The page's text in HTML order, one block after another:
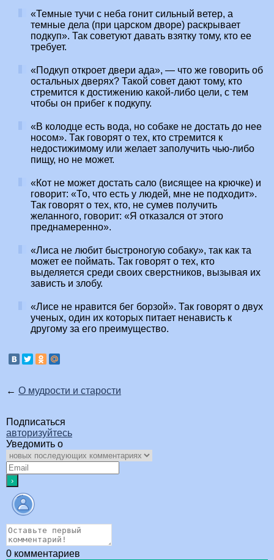
«Темные тучи с неба гонит сильный ветер, а
темные дела (при царском дворе) раскрывает
подкуп». Так советуют давать взятку тому, кто ее
требует.
«Подкуп откроет двери ада», — что же говорить об
остальных дверях? Такой совет дают тому, кто
стремится к достижению какой-либо цели, с тем
чтобы он прибег к подкупу.
«В колодце есть вода, но собаке не достать до нее
носом». Так говорят о тех, кто стремится к
недостижимому или желает заполучить чью-либо
пищу, но не может.
«Кот не может достать сало (висящее на крючке) и
говорит: «То, что есть у людей, мне не подходит».
Так говорят о тех, кто, не сумев получить
желанного, говорит: «Я отказался от этого
преднамеренно».
«Лиса не любит быстроногую собаку», так как та
может ее поймать. Так говорят о тех, кто
выделяется среди своих сверстников, вызывая их
зависть и злобу.
«Лисе не нравится бег борзой». Так говорят о двух
ученых, один их которых питает ненависть к
другому за его преимущество.
← О мудрости и старости
Подписаться
авторизуйтесь
Уведомить о
0 комментариев